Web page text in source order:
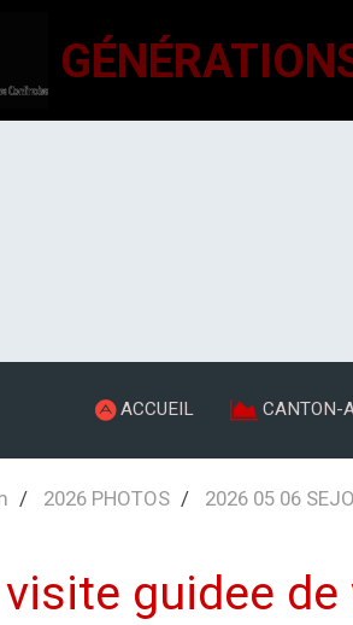
ACCUEIL CANTON-
2026 PHOTOS 2026 05 06
guidee